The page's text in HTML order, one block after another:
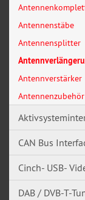
Antennenstäbe
Antennensplitter
Antennverstärker
Antennenzubehör
CAN Bus
Cinch- USB-
DAB / DVB-T-